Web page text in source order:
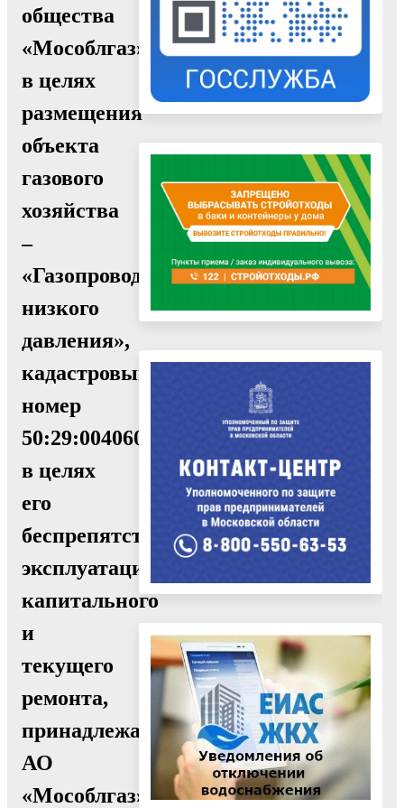
общества
«Мособлгаз»
в целях
размещения
объекта
газового
хозяйства
–
«Газопровод
низкого
давления»,
кадастровый
номер
50:29:0040606:277,
в целях
его
беспрепятственной
эксплуатации,
капитального
и
текущего
ремонта,
принадлежащего
АО
«Мособлгаз»